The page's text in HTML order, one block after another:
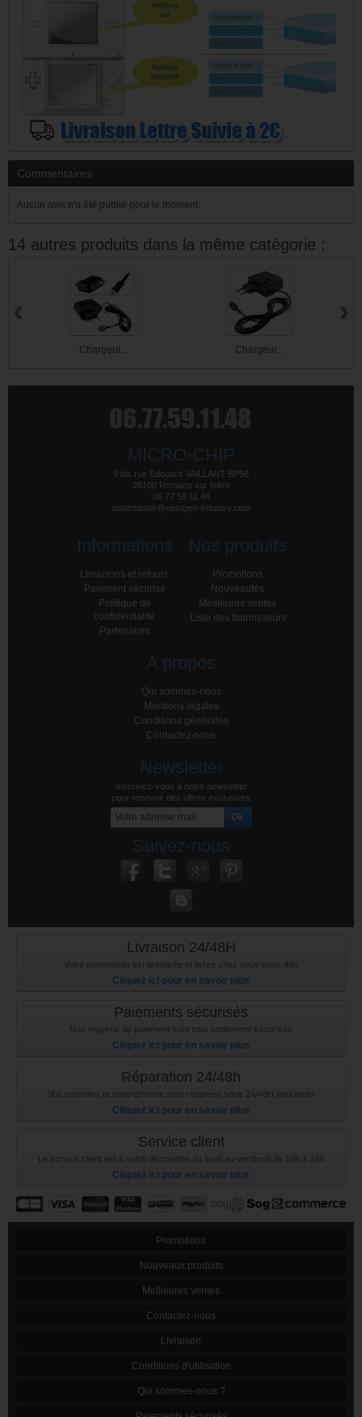
Commentaires
Aucun avis n'a été publié pour le moment.
14 autres produits dans la même catégorie :
Chargeur... Chargeur...
‹ ›
MICRO-CHIP
9 bis rue Edouard VAILLANT BP58
26100 Romans sur Isère
06 77 59 11 48
postmaster@nextgen-industry.com
Informations
Livraisons et retours
Paiement sécurisé
Politique de
confidentialité
Partenaires
Nos produits
Promotions
Nouveautés
Meilleures ventes
Liste des fournisseurs
A propos
Qui sommes-nous
Mentions légales
Conditions générales
Contactez-nous
Newsletter
Inscrivez-vous à notre newsletter
pour recevoir des offres exclusives
Suivez-nous
Livraison 24/48H
Votre commande est preparée et livrée chez vous sous 48h
Cliquez ici pour en savoir plus
Paiements sécurisés
Nos moyens de paiement sont tous totalement sécurisés
Cliquez ici pour en savoir plus
Réparation 24/48h
Vos consoles et smartphones sont réparées sous 24/48H maximum
Cliquez ici pour en savoir plus
Service client
Le service client est à votre disposition du lundi au vendredi de 10h à 19h
Cliquez ici pour en savoir plus
Promotions
Nouveaux produits
Meilleures ventes
Contactez-nous
Livraison
Conditions d'utilisation
Qui sommes-nous ?